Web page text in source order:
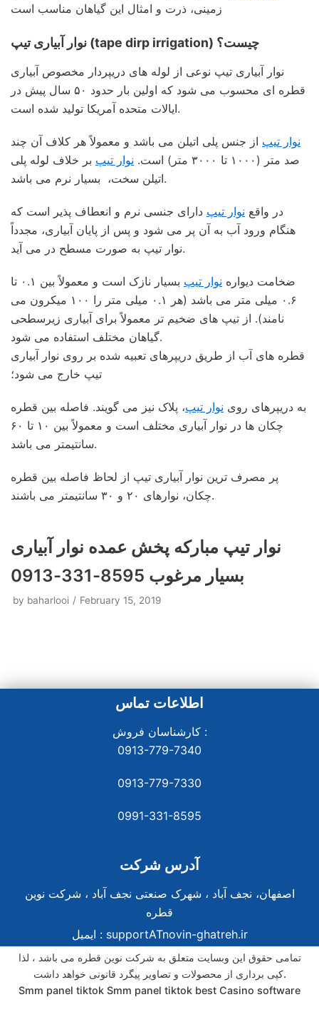
زمینی، ذرت و امثال این گیاهان مناسب است
نوار آبیاری تیپ (tape dirp irrigation) چیست؟
نوار آبیاری تیپ نوعی از لوله های دریپردار مخصوص آبیاری
قطره ای محسوب می شود که اولین بار حدود ۵۰ سال پیش در
ایالات متحده آمریکا تولید شده است.
نوار تیپ از جنس پلی اتیلن می باشد و معمولاً هر کلاف آن چند
صد متر (۱۰۰۰ تا ۳۰۰۰ متر) است.
نوار تیپ بر خلاف لوله پلی
اتیلن سخت، بسیار نرم می باشد.
در واقع نوار تیپ دارای جنسی نرم و انعطاف پذیر است که
هنگام ورود آب به آن پر می شود و پس از پایان آبیاری، مجدداً
نوار تیپ به صورت مسطح در می آید.
ضخامت دیواره نوار تیپ
بسیار نازک است و معمولاً بین ۰.۱ تا
۰.۶ میلی متر می باشد (هر ۰.۱ میلی متر را ۱۰۰ میکرون می
نامند). از تیپ های ضخیم تر معمولاً برای آبیاری زیرسطحی
گیاهان مختلف استفاده می شود.
قطره های آب از طریق دریپرهای تعبیه شده بر روی نوار آبیاری
تیپ خارج می شود؛
به دریپرهای روی نوار تیپ، پلاک نیز می گویند. فاصله بین قطره
چکان ها در نوار آبیاری مختلف است و معمولاً بین ۱۰ تا ۶۰
سانتیمتر می باشد.
پر مصرف ترین نوار آبیاری تیپ از لحاظ فاصله بین قطره
چکان، نوارهای ۲۰ و ۳۰ سانتیمتر می باشند.
نوار تیپ مبارکه پخش عمده نوار آبیاری
بسیار مرغوب 8595-331-0913
by baharlooi February 15, 2019
اطلاعات تماس
کارشناسان فروش :
0913-779-7340
0913-779-7330
0991-331-8595
آدرس شرکت
اصفهان، نجف آباد ، شهرک صنعتی نجف آباد ، شرکت نوین
قطره
ایمیل : supportATnovin-ghatreh.ir
تمامی حقوق این وبسایت متعلق به شرکت نوین قطره می باشد ، لذا
کپی برداری از محصولات و تصاویر پیگرد قانونی خواهد داشت.
Smm panel tiktok Smm panel tiktok best Casino software